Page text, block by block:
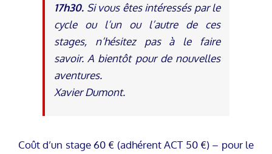
17h30. Si vous êtes intéressés par le
cycle ou l’un ou l’autre de ces
stages, n’hésitez pas à le faire
savoir. A bientôt pour de nouvelles
aventures.
Xavier Dumont.
Coût d’un stage 60 € (adhérent ACT 50 €) – pour le